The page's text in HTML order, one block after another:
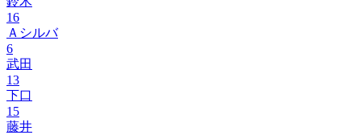
16
Ａシルバ
6
武田
13
下口
15
藤井